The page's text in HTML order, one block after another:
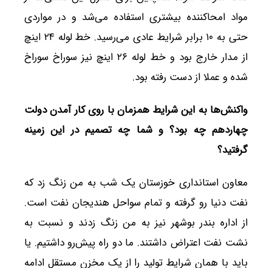
مواد امحاکننده بیشتری استفاده می‌شد و در مواردی
حتی به ۱۰ برابر شرایط عادی می‌رسید. خط لوله ۲۴ اینچ
از مدار خارج بود و خط لوله ۲۶ اینچ نیز سوراخ سوراخ
شده و عملا از دست رفته بود.
واکنش‌ها به این شرایط همزمان با روی کار آمدن دولت
چهاردهم چه بود؟ و شما چه تصمیم در این زمینه
گرفتید؟
معاون استانداری خوزستان یک شب به من زنگ زد که
نفت دنیا رو گرفته و تمام سواحل هندیجان نفت است.
از اداره بندر بوشهر نیز به من زنگ زدند و نسبت به
نشت نفت اعتراض داشتند. ما دو راه پیش‌رو داشتیم. یا
باید با همان شرایط تولید را از یک مخزن مستقل ادامه